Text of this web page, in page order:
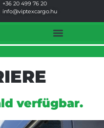
+36 20 499 76 20
info@viptexcargo.hu
verfügbar.